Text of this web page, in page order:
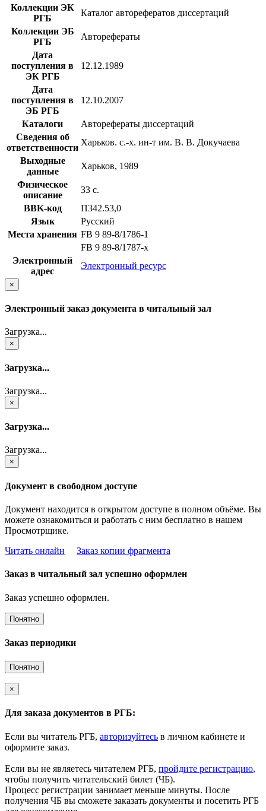
Коллекции ЭК
РГБ
Каталог авторефератов диссертаций
Коллекции ЭБ
РГБ
Авторефераты
Дата
поступления в
ЭК РГБ
12.12.1989
Дата
поступления в
ЭБ РГБ
12.10.2007
Каталоги
Авторефераты диссертаций
Сведения об
ответственности
Харьков. с.-х. ин-т им. В. В. Докучаева
Выходные
данные
Харьков, 1989
Физическое
описание
33 с.
BBK-код
П342.53,0
Язык
Русский
Места хранения FB 9 89-8/1786-1
FB 9 89-8/1787-x
Электронный
адрес
Электронный ресурс
×
Электронный заказ документа в читальный зал
Загрузка...
×
Загрузка...
Загрузка...
×
Загрузка...
Загрузка...
×
Документ в свободном доступе
Документ находится в открытом доступе в полном объёме. Вы
можете ознакомиться и работать с ним бесплатно в нашем
Просмотрщике.
Читать онлайн
Заказ копии фрагмента
Заказ в читальный зал успешно оформлен
Заказ успешно оформлен.
Понятно
Заказ периодики
Понятно
×
Для заказа документов в РГБ:
Если вы читатель РГБ, авторизуйтесь в личном кабинете и
оформите заказ.
Если вы не являетесь читателем РГБ, пройдите регистрацию,
чтобы получить читательский билет (ЧБ).
Процесс регистрации занимает меньше минуты. После
получения ЧБ вы сможете заказать документы и посетить РГБ